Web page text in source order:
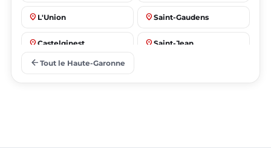
place L'Union place Saint-Gaudens
place Castelginest place Saint-Jean
place Villeneuve-Tolosane
arrow_back Tout le Haute-Garonne